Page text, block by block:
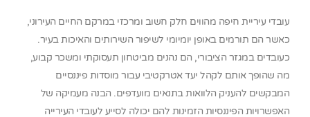
עובדי עיריית חיפה מהווים חלק חשוב ומרכזי במרקם החיים העירוני,
כאשר הם תורמים באופן יומיומי לשיפור השירותים והאיכות בעיר.
כעובדים במגזר הציבורי, הם נהנים מביטחון תעסוקתי ומשכר קבוע,
מה שהופך אותם לקהל יעד אטרקטיבי עבור מוסדות פיננסיים
המבקשים להעניק הלוואות בתנאים מועדפים. הבנה מעמיקה של
האפשרויות הפיננסיות הזמינות להם יכולה לסייע לעובדי העירייה